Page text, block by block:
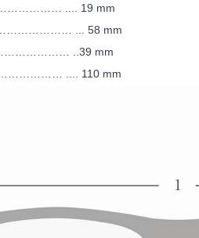
.... 19 mm
... 58 mm
..39 mm
.... 110 mm